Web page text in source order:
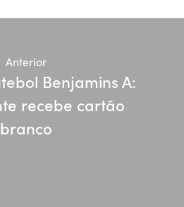
Anterior
Benjamins A:
recebe cartão
branco